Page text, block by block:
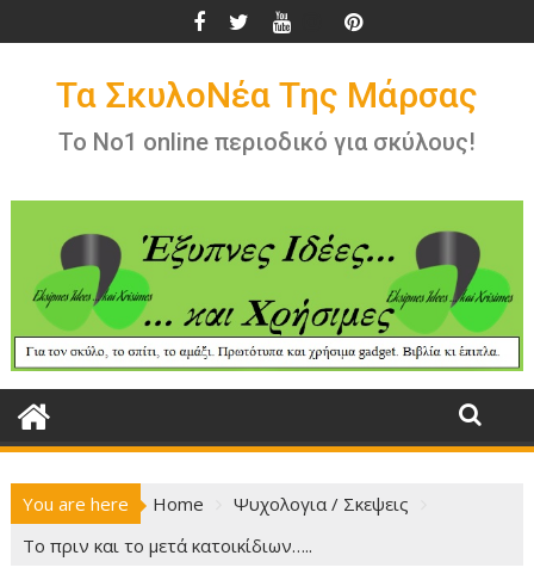
to
Τα ΣκυλοΝέα Της Μάρσας
Το Νο1 online περιοδικό για σκύλους!
You are here Home
Ψυχολογια / Σκεψεις
Το πριν και το μετά κατοικίδιων…..